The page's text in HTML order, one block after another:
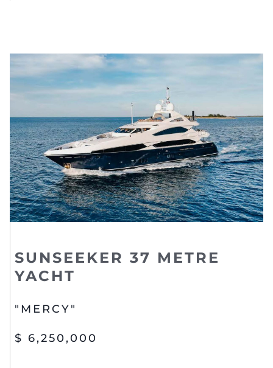
SUNSEEKER 37 METRE
YACHT
"MERCY"
$ 6,250,000